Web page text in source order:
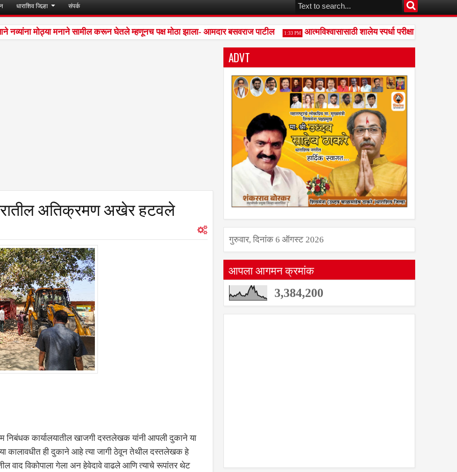
धाराशिव जिल्हा संपर्क
नव्यांना मोठ्या मनाने सामील करून घेतले म्हणूनच पक्ष मोठा झाला- आमदार बसवराज पाटील 1:33 PM आत्मविश्वासासाठी शालेय स्पर्धा परीक्षा आवश्यक -
अतिक्रमण अखेर हटवले
निबंधक कार्यालयातील खाजगी दस्तलेखक यांनी आपली दुकाने या
कालावधीत ही दुकाने आहे त्या जागी ठेवून तेथील दस्तलेखक हे
वाद विकोपाला गेला अन हेवेदावे वाढले आणि त्याचे रूपांतर थेट
ADVT
गुरुवार, दिनांक 6 ऑगस्ट 2026
आपला आगमन क्रमांक
3,384,200